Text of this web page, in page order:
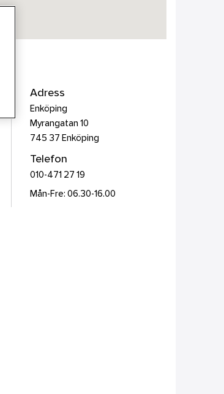
Adress
Enköping
Myrangatan 10
745 37 Enköping
Telefon
010-471 27 19
Mån-Fre: 06.30-16.00